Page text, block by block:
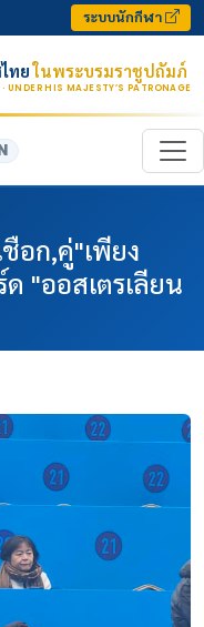
ระบบนักกีฬา
ทยในพระบรมราชูปถัมภ์
· UNDER HIS MAJESTY’S PATRONAGE
อก,คู่"เพียง
"ออสเตรเลียน